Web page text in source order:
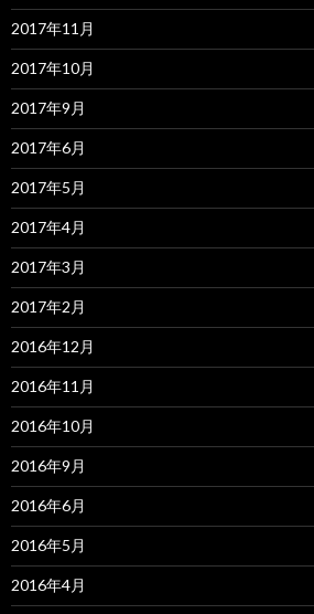
2017年11月
2017年10月
2017年9月
2017年6月
2017年5月
2017年4月
2017年3月
2017年2月
2016年12月
2016年11月
2016年10月
2016年9月
2016年6月
2016年5月
2016年4月